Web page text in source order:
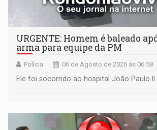
URGENTE: Homem é baleado
arma para equipe da PM
Polícia 06 de Agosto de 2026 às 06:58
Ele foi socorrido ao hospital João Paulo II